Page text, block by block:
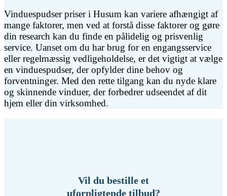
Vinduespudser priser i Husum kan variere afhængigt af
mange faktorer, men ved at forstå disse faktorer og gøre
din research kan du finde en pålidelig og prisvenlig
service. Uanset om du har brug for en engangsservice
eller regelmæssig vedligeholdelse, er det vigtigt at vælge
en vinduespudser, der opfylder dine behov og
forventninger. Med den rette tilgang kan du nyde klare
og skinnende vinduer, der forbedrer udseendet af dit
hjem eller din virksomhed.
Vil du bestille et
uforpligtende tilbud?